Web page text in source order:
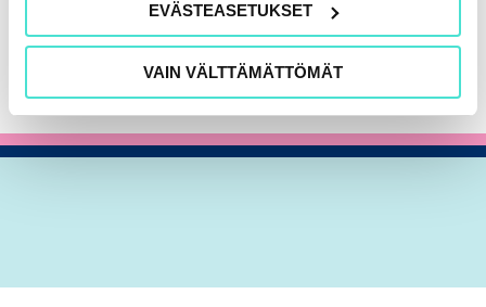
EVÄSTEASETUKSET
VAIN VÄLTTÄMÄTTÖMÄT